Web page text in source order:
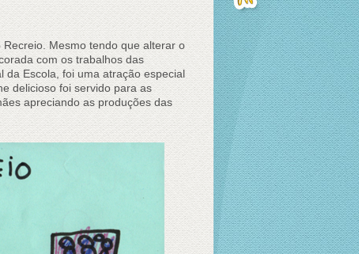
Mesmo tendo que alterar o
com os trabalhos das
da Escola, foi uma atração especial
delicioso foi servido para as
apreciando as produções das